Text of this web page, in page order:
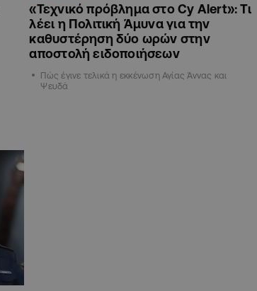
«Τεχνικό πρόβλημα στο Cy Alert»: Τι
λέει η Πολιτική Άμυνα για την
καθυστέρηση δύο ωρών στην
αποστολή ειδοποιήσεων
Πώς έγινε τελικά η εκκένωση Αγίας Άννας και
Ψευδά